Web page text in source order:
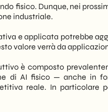
fisico. Dunque, nei
industriale.
e applicata potrebbe
valore verrà da
è composto
di AI fisico — anche in
reale. In